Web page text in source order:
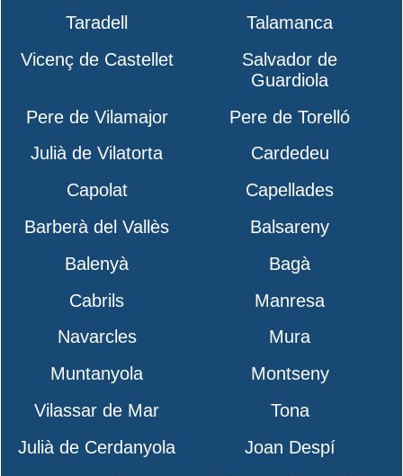
Taradell
Talamanca
Vicenç de Castellet
Salvador de
Guardiola
Pere de Vilamajor
Pere de Torelló
Julià de Vilatorta
Cardedeu
Capolat
Capellades
Barberà del Vallès
Balsareny
Balenyà
Bagà
Cabrils
Manresa
Navarcles
Mura
Muntanyola
Montseny
Vilassar de Mar
Tona
Julià de Cerdanyola
Joan Despí